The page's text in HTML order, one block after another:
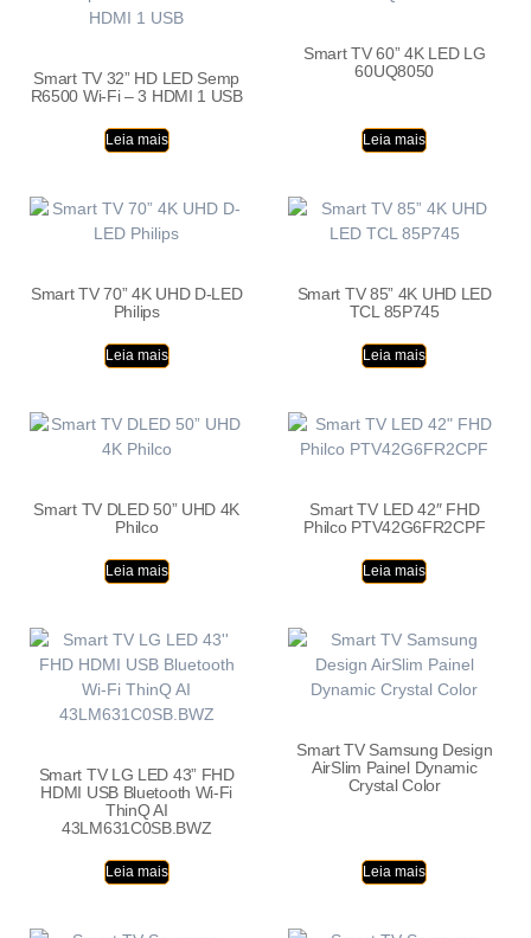
Smart TV 32” HD LED Semp
R6500 Wi-Fi – 3 HDMI 1 USB
Leia mais
Smart TV 60” 4K LED LG
60UQ8050
Leia mais
Smart TV 70” 4K UHD D-LED
Philips
Leia mais
Smart TV 85” 4K UHD LED
TCL 85P745
Leia mais
Smart TV DLED 50” UHD 4K
Philco
Leia mais
Smart TV LED 42″ FHD
Philco PTV42G6FR2CPF
Leia mais
Smart TV LG LED 43” FHD
HDMI USB Bluetooth Wi-Fi
ThinQ AI
43LM631C0SB.BWZ
Leia mais
Smart TV Samsung Design
AirSlim Painel Dynamic
Crystal Color
Leia mais